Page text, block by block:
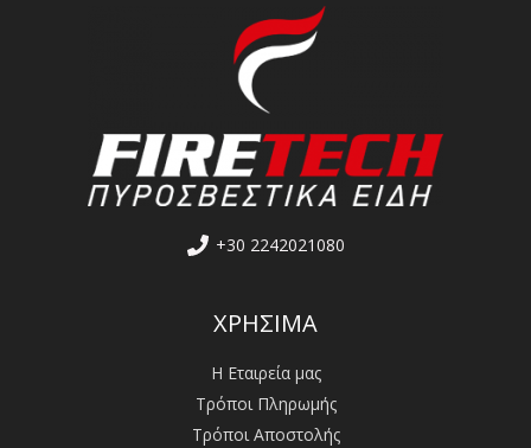
+30 2242021080
ΧΡΗΣΙΜΑ
Η Εταιρεία μας
Τρόποι Πληρωμής
Τρόποι Αποστολής